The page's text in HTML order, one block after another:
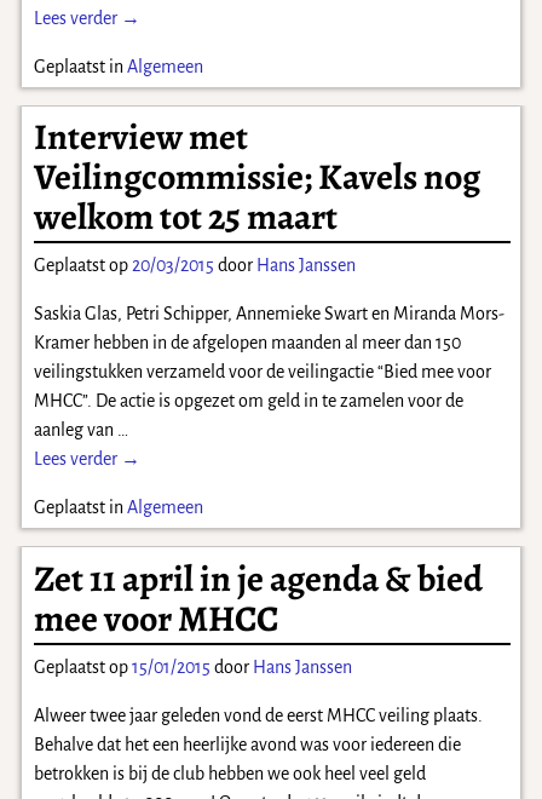
Lees verder →
Geplaatst in Algemeen
Interview met
Veilingcommissie; Kavels nog
welkom tot 25 maart
Geplaatst op 20/03/2015 door Hans Janssen
Saskia Glas, Petri Schipper, Annemieke Swart en Miranda Mors-
Kramer hebben in de afgelopen maanden al meer dan 150
veilingstukken verzameld voor de veilingactie “Bied mee voor
MHCC”. De actie is opgezet om geld in te zamelen voor de
aanleg van
Lees verder →
Geplaatst in Algemeen
Zet 11 april in je agenda & bied
mee voor MHCC
Geplaatst op15/01/2015 door Hans Janssen
Alweer twee jaar geleden vond de eerst MHCC veiling plaats.
Behalve dat het een heerlijke avond was voor iedereen die
betrokken is bij de club hebben we ook heel veel geld